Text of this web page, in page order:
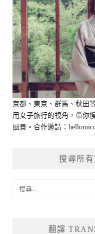
京都、東京、群馬、秋田
用女子旅行的視角，帶你
風景。合作邀請：
搜尋所
翻譯